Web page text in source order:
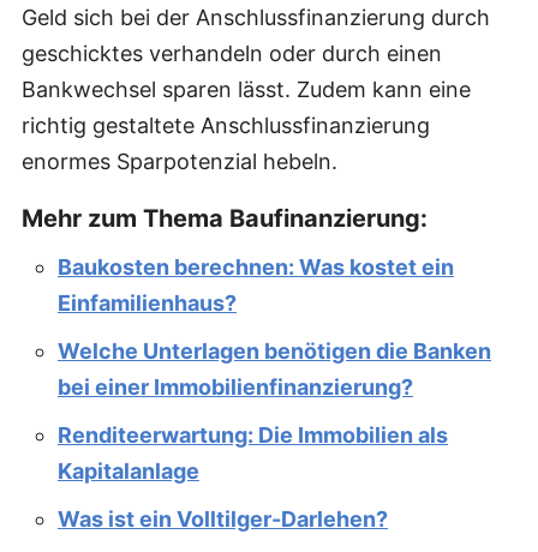
Geld sich bei der Anschlussfinanzierung durch
geschicktes verhandeln oder durch einen
Bankwechsel sparen lässt. Zudem kann eine
richtig gestaltete Anschlussfinanzierung
enormes Sparpotenzial hebeln.
Mehr zum Thema Baufinanzierung:
Baukosten berechnen: Was kostet ein
Einfamilienhaus?
Welche Unterlagen benötigen die Banken
bei einer Immobilienfinanzierung?
Renditeerwartung: Die Immobilien als
Kapitalanlage
Was ist ein Volltilger-Darlehen?